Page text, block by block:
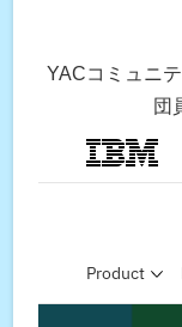
YACコミュニ
団